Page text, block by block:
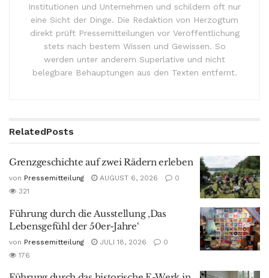
Institutionen und Unternehmen und schildern oft nur
eine Sicht der Dinge. Die Redaktion von Herzogtum
direkt prüft Pressemitteilungen vor Veröffentlichung
stets nach bestem Wissen und Gewissen. So
werden unter anderem Superlative und nicht
belegbare Behauptungen aus den Texten entfernt.
RelatedPosts
Grenzgeschichte auf zwei Rädern erleben
von Pressemitteilung AUGUST 6, 2026
0
321
Führung durch die Ausstellung ‚Das
Lebensgefühl der 50er-Jahre‘
von Pressemitteilung JULI 18, 2026
0
176